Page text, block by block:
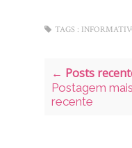
TAGS :
← Posts
Postagem mais
recente